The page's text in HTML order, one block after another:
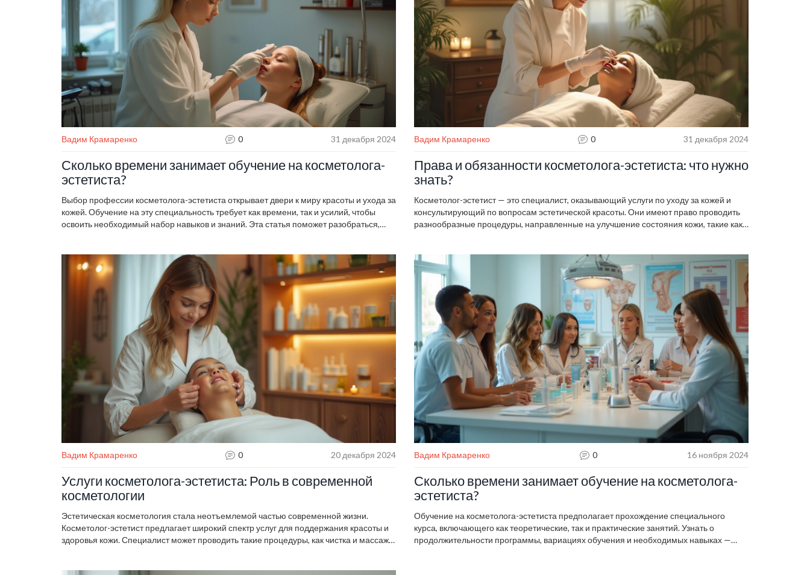
Вадим Крамаренко 0 31 декабря 2024
Сколько времени занимает обучение на косметолога-
эстетиста?
Выбор профессии косметолога-эстетиста открывает двери к миру красоты и ухода за
кожей. Обучение на эту специальность требует как времени, так и усилий, чтобы
освоить необходимый набор навыков и знаний. Эта статья поможет разобраться,
полезные советы для будущих специалистов.
Вадим Крамаренко 0 31 декабря 2024
Права и обязанности косметолога-эстетиста: что нужно
знать?
Косметолог-эстетист — это специалист, оказывающий услуги по уходу за кожей и
консультирующий по вопросам эстетической красоты. Они имеют право проводить
разнообразные процедуры, направленные на улучшение состояния кожи, такие как
процедуры. Разберем, что такое косметолог-эстетист и какие услуги он может
предоставлять.
Вадим Крамаренко 0 20 декабря 2024
Услуги косметолога-эстетиста: Роль в современной
косметологии
Эстетическая косметология стала неотъемлемой частью современной жизни.
Косметолог-эстетист предлагает широкий спектр услуг для поддержания красоты и
здоровья кожи. Специалист может проводить такие процедуры, как чистка и массаж
Вадим Крамаренко 0 16 ноября 2024
Сколько времени занимает обучение на косметолога-
эстетиста?
Обучение на косметолога-эстетиста предполагает прохождение специального
курса, включающего как теоретические, так и практические занятий. Узнать о
продолжительности программы, вариациях обучения и необходимых навыках —